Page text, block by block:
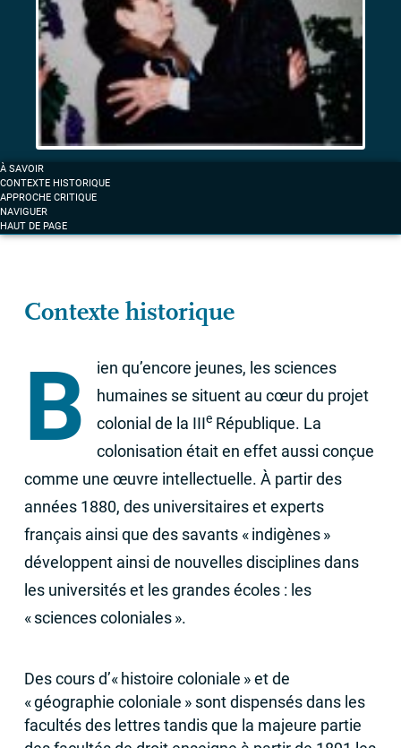
de
1922.
Entre
fascination
résistance
Femmes
et
anticolonialisme
à
Marseille
À SAVOIR
CONTEXTE HISTORIQUE
APPROCHE CRITIQUE
NAVIGUER
HAUT DE PAGE
Contexte historique
B
ien qu’encore jeunes, les sciences
humaines se situent au cœur du projet
colonial de la IIIe République. La
colonisation était en effet aussi conçue
comme une œuvre intellectuelle. À partir des
années 1880, des universitaires et experts
français ainsi que des savants « indigènes »
développent ainsi de nouvelles disciplines dans
les universités et les grandes écoles : les
« sciences coloniales ».
Des cours d’« histoire coloniale » et de
«géographie coloniale » sont dispensés dans les
facultés des lettres tandis que la majeure partie